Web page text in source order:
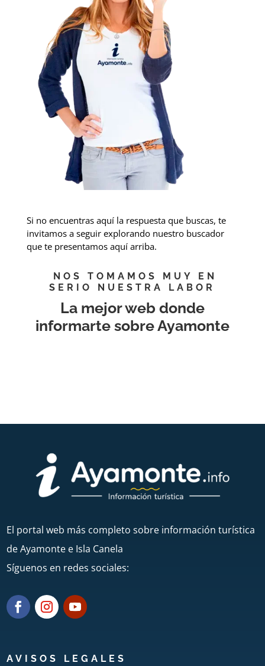
Si no encuentras aquí la respuesta que buscas, te
invitamos a seguir explorando nuestro buscador
que te presentamos aquí arriba.
NOS TOMAMOS MUY EN
SERIO NUESTRA LABOR
La mejor web donde
informarte sobre Ayamonte
El portal web más completo sobre información turística
de Ayamonte e Isla Canela
Síguenos en redes sociales:
AVISOS LEGALES